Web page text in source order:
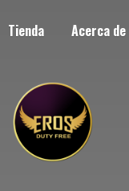
Tienda Acerca de